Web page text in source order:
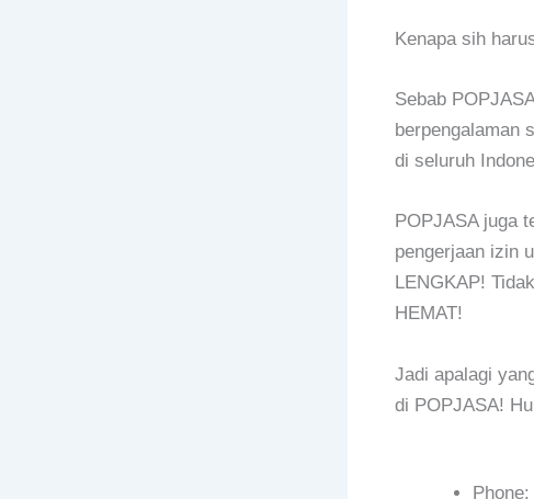
Kenapa sih
Sebab
berpengalaman
di seluruh
POPJASA juga
pengerjaan izin
LENGKAP!
HEMAT!
Jadi apalagi
di POPJASA!
Phone: